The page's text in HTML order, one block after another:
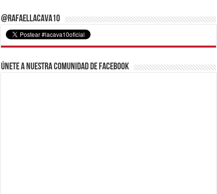
@RafaelLacava10
Únete a nuestra comunidad de Facebook